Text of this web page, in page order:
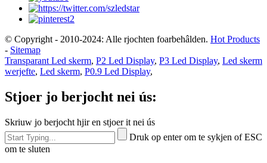
© Copyright - 2010-2024: Alle rjochten foarbehâlden. Hot Products
- Sitemap
Transparant Led skerm, P2 Led Display, P3 Led Display, Led skerm
werjefte, Led skerm, P0.9 Led Display,
Stjoer jo berjocht nei ús:
Skriuw jo berjocht hjir en stjoer it nei ús
Druk op enter om te sykjen of ESC
om te sluten